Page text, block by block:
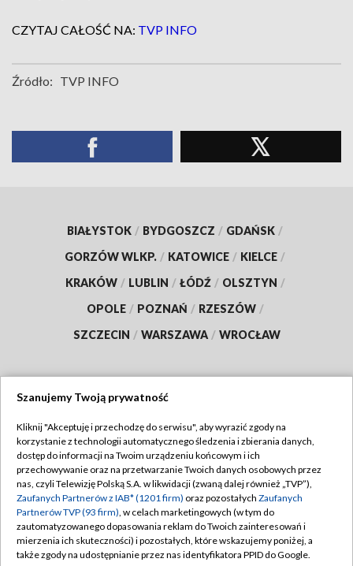
CZYTAJ CAŁOŚĆ NA: TVP INFO
Źródło: TVP INFO
BIAŁYSTOK / BYDGOSZCZ / GDAŃSK /
GORZÓW WLKP. / KATOWICE / KIELCE /
KRAKÓW / LUBLIN / ŁÓDŹ / OLSZTYN /
OPOLE / POZNAŃ / RZESZÓW /
SZCZECIN / WARSZAWA / WROCŁAW
TVP
Abonament TVP
Emisja w TVP
Centrum informacji TVP
Naziemna Telewizja Cyfrowa
Regulamin TVP
Polityka prywatności
Moje zgody
Pomoc
Szanujemy Twoją prywatność
Kliknij "Akceptuję i przechodzę do serwisu", aby wyrazić zgody na
korzystanie z technologii automatycznego śledzenia i zbierania danych,
dostęp do informacji na Twoim urządzeniu końcowym i ich
przechowywanie oraz na przetwarzanie Twoich danych osobowych przez
nas, czyli Telewizję Polską S.A. w likwidacji (zwaną dalej również „TVP”),
Zaufanych Partnerów z IAB* (1201 firm) oraz pozostałych Zaufanych
Partnerów TVP (93 firm), w celach marketingowych (w tym do
zautomatyzowanego dopasowania reklam do Twoich zainteresowań i
mierzenia ich skuteczności) i pozostałych, które wskazujemy poniżej, a
także zgody na udostępnianie przez nas identyfikatora PPID do Google.